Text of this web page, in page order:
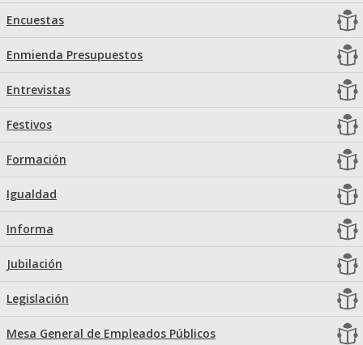
Encuestas
Enmienda Presupuestos
Entrevistas
Festivos
Formación
Igualdad
Informa
Jubilación
Legislación
Mesa General de Empleados Públicos